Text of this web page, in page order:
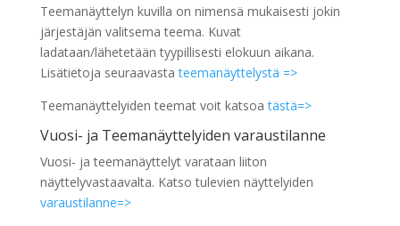
Teemanäyttelyn kuvilla on nimensä mukaisesti jokin
järjestäjän valitsema teema. Kuvat
ladataan/lähetetään tyypillisesti elokuun aikana.
Lisätietoja seuraavastateemanäyttelystä =>
Teemanäyttelyiden teemat voit katsoatästä=>
Vuosi- ja Teemanäyttelyiden varaustilanne
Vuosi- ja teemanäyttelyt varataan liiton
näyttelyvastaavalta. Katso tulevien näyttelyiden
varaustilanne=>